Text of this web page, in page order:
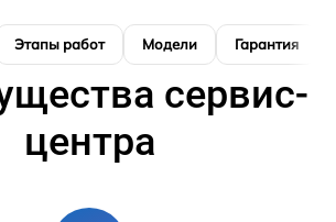
Этапы работ Модели Гарантия
сервис-
центра